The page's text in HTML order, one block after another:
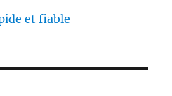
et fiable